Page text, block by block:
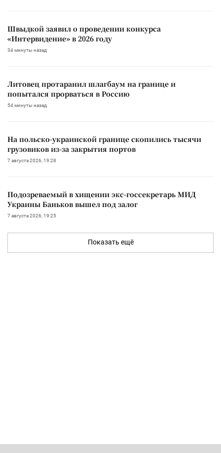
Швыдкой заявил о проведении конкурса
«Интервидение» в 2026 году
34 минуты назад
Литовец протаранил шлагбаум на границе и
попытался прорваться в Россию
54 минуты назад
На польско-украинской границе скопились тысячи
грузовиков из-за закрытия портов
7 августа 2026, 19:28
Подозреваемый в хищении экс-госсекретарь МИД
Украины Баньков вышел под залог
7 августа 2026, 19:25
Показать ещё